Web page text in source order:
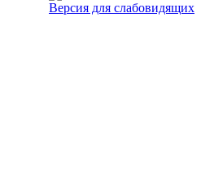
Версия для слабовидящих